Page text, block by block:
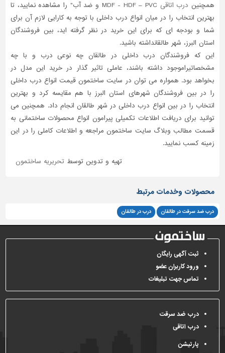
همچنین درب اتاقی
MDF - HDF – PVC و ضد آب" را مشاهده نمایید، تا
بهترین انتخاب را در میان انواع درب داخلی با توجه به کارایی لازم آن برای
شما و بودجه ای که برای این خرید در نظر گرفته اید، بین فروشندگان
استان البرز، شهر طالقانداشته باشید.
این که فروشندگان درب داخلی در طالقان چه نوعی درب و با چه
مشخصاتیراموجود داشته باشند، عاملی تاثیر گذار در خرید این مدل در
بخواهد بود. همواره می توان در سایت ساختمون قیمت انواع درب داخلی
را در بین فروشندگان شهرهای استان البرز با هم مقایسه کرد و بهترین
انتخاب را در بین انواع درب داخلی در شهر طالقان انجام داد. همچنین می
توانید برای دریافت اطلاعات تکمیلی پیرامون انواع محصولات ساختمانی به
قسمت مطالب وبلاگ سایت ساختمون مراجعه و اطلاعات کاملی را در این
زمینه کسب نمایید.
تهیه و تدوین توسط تحریریه ساختمون
محصولات وخدمات مرتبط
درب ضد سرقت در طالقان درب در طالقان
ثبت آگهی رایگان
ورود کاربران عضو
تماس جهت تبلیغات
درب ضد سرقت
درب اتاقی
پارتیشن